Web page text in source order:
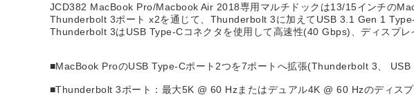
JCD382 MacBook Pro/Macbook Air 2018専用マルチドックは13/15インチの
Thunderbolt 3ポート x2を通じて、Thunderbolt 3に加えてUSB 3.1 Gen 1
Thunderbolt 3はUSB Type-Cコネクタを使用して高速性(40 Gbps)、ディスプ
■MacBook ProのUSB Type-Cポート2つを7ポートへ拡張(Thunderbolt 3、
■Thunderbolt 3ポート：最大5K @ 60 Hzまたはデュアル4K @ 60 Hzのディス